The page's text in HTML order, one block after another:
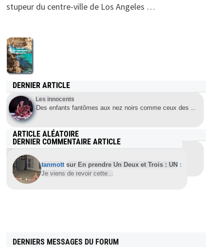
stupeur du centre-ville de Los Angeles …
DERNIER ARTICLE
Les innocents
Des enfants fantômes aux nez noirs comme ceux des
ARTICLE ALÉATOIRE
Un couple de voyageurs libre et naturiste
Le camping pour ce couple de naturiste fait partie
DERNIER COMMENTAIRE ARTICLE
tanmott sur En prendre Un Deux et Trois : UN :
Je viens de revoir cette...
DERNIERS MESSAGES DU FORUM